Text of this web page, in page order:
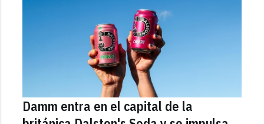
Damm entra en el capital de la